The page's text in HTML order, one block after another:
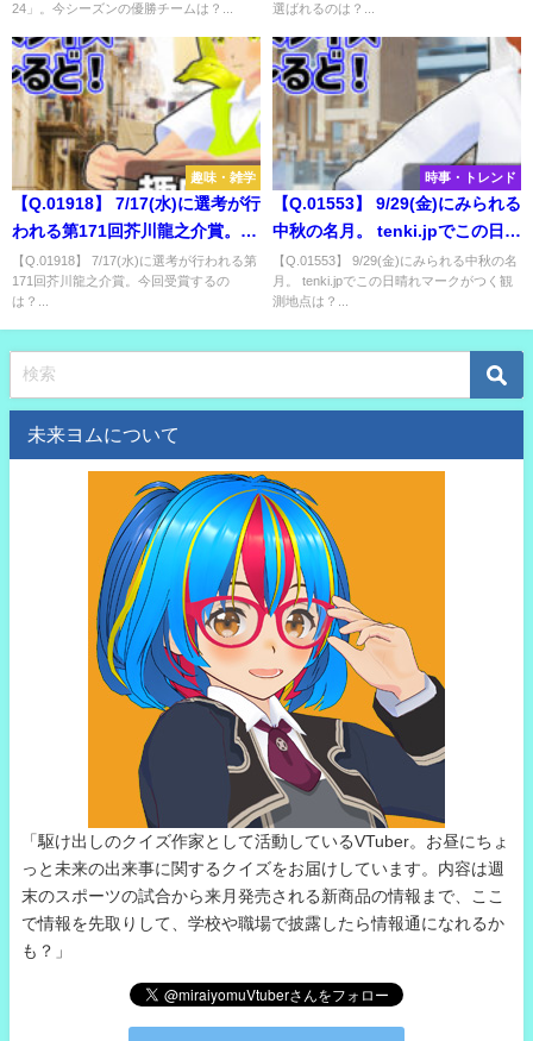
24」。今シーズンの優勝チームは？... 選ばれるのは？...
趣味・雑学
【Q.01918】 7/17(水)に選考が行
われる第171回芥川龍之介賞。今
回受賞するのは？
【Q.01918】 7/17(水)に選考が行われる第
171回芥川龍之介賞。今回受賞するの
は？...
時事・トレンド
【Q.01553】 9/29(金)にみられる
中秋の名月。 tenki.jpでこの日晴
れマークがつく観測地点は？
【Q.01553】 9/29(金)にみられる中秋の名
月。 tenki.jpでこの日晴れマークがつく観
測地点は？...
未来ヨムについて
「駆け出しのクイズ作家として活動しているVTuber。お昼にちょ
っと未来の出来事に関するクイズをお届けしています。内容は週
末のスポーツの試合から来月発売される新商品の情報まで、ここ
で情報を先取りして、学校や職場で披露したら情報通になれるか
も？」